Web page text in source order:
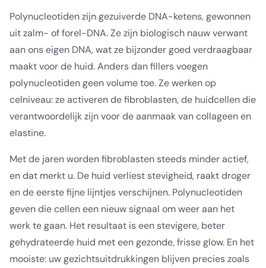
Polynucleotiden zijn gezuiverde DNA-ketens, gewonnen
uit zalm- of forel-DNA. Ze zijn biologisch nauw verwant
aan ons eigen DNA, wat ze bijzonder goed verdraagbaar
maakt voor de huid. Anders dan fillers voegen
polynucleotiden geen volume toe. Ze werken op
celniveau: ze activeren de fibroblasten, de huidcellen die
verantwoordelijk zijn voor de aanmaak van collageen en
elastine.
Met de jaren worden fibroblasten steeds minder actief,
en dat merkt u. De huid verliest stevigheid, raakt droger
en de eerste fijne lijntjes verschijnen. Polynucleotiden
geven die cellen een nieuw signaal om weer aan het
werk te gaan. Het resultaat is een stevigere, beter
gehydrateerde huid met een gezonde, frisse glow. En het
mooiste: uw gezichtsuitdrukkingen blijven precies zoals